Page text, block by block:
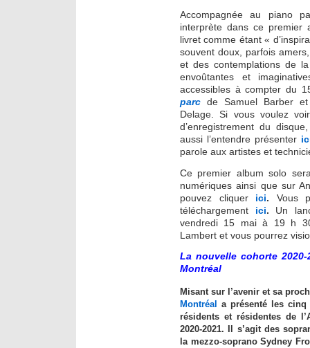
Accompagnée au piano
interprète dans ce premier
livret comme étant «
souvent doux, parfois
et des contemplations de
envoûtantes et
accessibles à compter du
parc de Samuel Barber
Delage. Si vous voulez
d’enregistrement du
aussi l’entendre présenter
parole aux artistes et
Ce premier album solo
numériques ainsi que sur
pouvez cliquer ici. Vous
téléchargement
ici. Un
vendredi 15 mai à 19 h
Lambert et vous pourrez
La nouvelle cohorte 2020-
Montréal
Misant sur l’avenir et sa
Montréal a présenté les
résidents et résidentes de
2020-2021. Il s’agit des
la mezzo-sopranoSydney